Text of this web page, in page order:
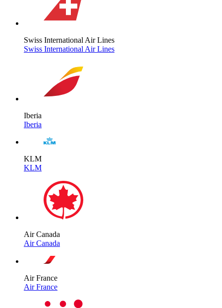
Swiss International Air Lines
Swiss International Air Lines
Iberia
Iberia
KLM
KLM
Air Canada
Air Canada
Air France
Air France